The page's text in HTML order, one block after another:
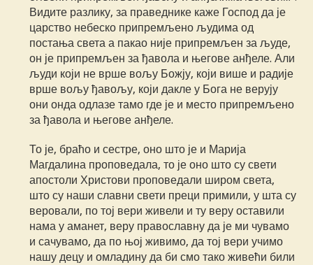
Видите разлику, за праведнике каже Господ да је
царство небеско припремљено људима од
постања света а пакао није припремљен за људе,
он је припремљен за ђавола и његове анђеле. Али
људи који не врше вољу Божју, који више и радије
врше вољу ђавољу, који дакле у Бога не верују
они онда одлазе тамо где је и место припремљено
за ђавола и његове анђеле.
То је, браћо и сестре, оно што је и Марија
Магдалина проповедала, то је оно што су свети
апостоли Христови проповедали широм света,
што су наши славни свети преци примили, у шта су
веровали, по тој вери живели и ту веру оставили
нама у аманет, веру православну да је ми чувамо
и сачувамо, да по њој живимо, да тој вери учимо
нашу децу и омладину да би смо тако живећи били